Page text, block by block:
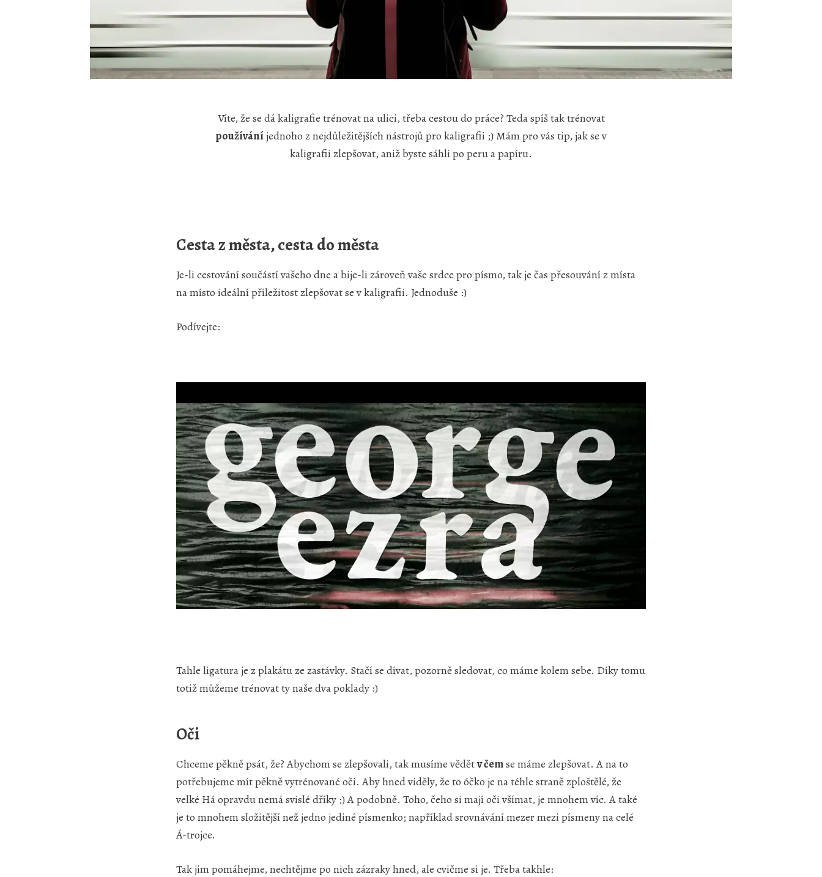
Víte, že se dá kaligrafie trénovat na ulici, třeba cestou do práce? Teda spíš tak trénovat
používání jednoho z nejdůležitějších nástrojů pro kaligrafii ;) Mám pro vás tip, jak se v
kaligrafii zlepšovat, aniž byste sáhli po peru a papíru.
Cesta z města, cesta do města
Je-li cestování součástí vašeho dne a bije-li zároveň vaše srdce pro písmo, tak je čas přesouvání z místa
na místo ideální příležitost zlepšovat se v kaligrafii. Jednoduše :)
Podívejte:
Tahle ligatura je z plakátu ze zastávky. Stačí se dívat, pozorně sledovat, co máme kolem sebe. Díky tomu
totiž můžeme trénovat ty naše dva poklady :)
Oči
Chceme pěkně psát, že? Abychom se zlepšovali, tak musíme vědětv čemse máme zlepšovat. A na to
potřebujeme mít pěkně vytrénované oči. Aby hned viděly, že to óčko je na téhle straně zploštělé, že
velké Há opravdu nemá svislé dříky ;) A podobně. Toho, čeho si mají oči všímat, je mnohem víc. A také
je to mnohem složitější než jedno jediné písmenko; například srovnávání mezer mezi písmeny na celé
Á-trojce.
Tak jim pomáhejme, nechtějme po nich zázraky hned, ale cvičme si je. Třeba takhle: